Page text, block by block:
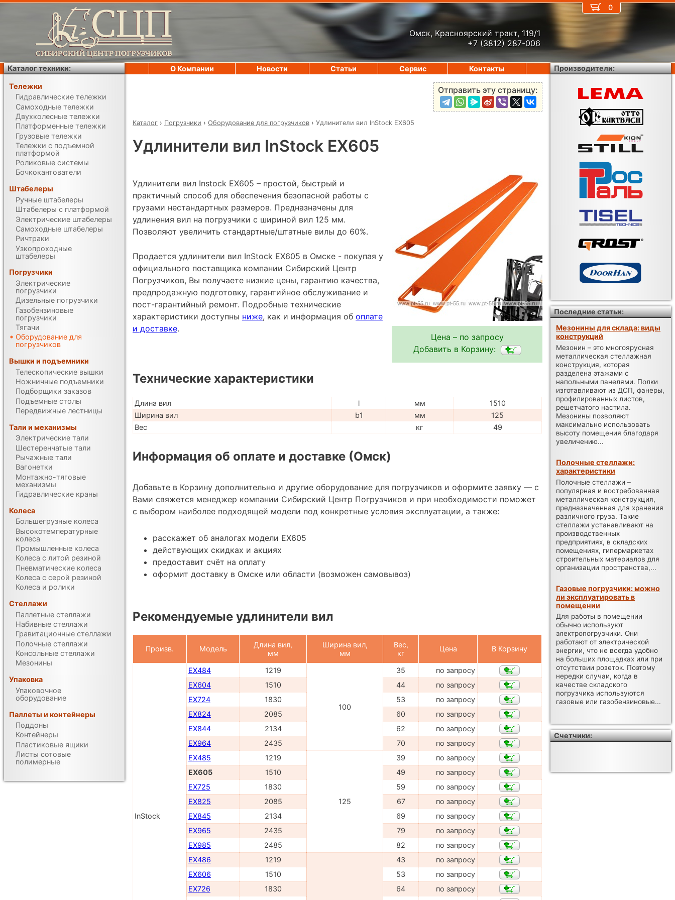
Омск, Красноярский тракт, 119/1
+7 (3812) 287-006
Отправить эту страницу:
Каталог › Погрузчики › Оборудование для погрузчиков › Удлинители вил InStock EX605
Удлинители вил InStock EX605
Цена – по запросу
Добавить в Корзину:
Удлинители вил Instock EX605 – простой, быстрый и
практичный способ для обеспечения безопасной работы с
грузами нестандартных размеров. Предназначены для
удлинения вил на погрузчики с шириной вил 125 мм.
Позволяют увеличить стандартные/штатные вилы до 60%.
Продается удлинители вил InStock EX605 в Омске - покупая у
официального поставщика компании Сибирский Центр
Погрузчиков, Вы получаете низкие цены, гарантию качества,
предпродажную подготовку, гарантийное обслуживание и
пост-гарантийный ремонт. Подробные технические
характеристики доступны ниже, как и информация об оплате
и доставке.
Технические характеристики
Длина вил l мм
1510
Ширина вил
b1 мм
125
Вес
кг 49
Информация об оплате и доставке (Омск)
Добавьте в Корзину дополнительно и другие оборудование для погрузчиков и оформите заявку — с
Вами свяжется менеджер компании Сибирский Центр Погрузчиков и при необходимости поможет
с выбором наиболее подходящей модели под конкретные условия эксплуатации, а также:
расскажет об аналогах модели EX605
действующих скидках и акциях
предоставит счёт на оплату
оформит доставку в Омске или области (возможен самовывоз)
Рекомендуемые удлинители вил
Произв. Модель
Длина вил,
мм
Ширина вил,
мм
Вес,
кг
Цена В Корзину
InStock
EX484 1219
100
35
по запросу
EX604
1510 44
по запросу
EX724
1830 53
по запросу
EX824
2085 60
по запросу
EX844
2134 62
по запросу
EX964
2435 70
по запросу
EX485
1219
125
39
по запросу
EX605
1510 49
по запросу
EX725
1830 59
по запросу
EX825
2085 67
по запросу
EX845
2134 69
по запросу
EX965
2435 79
по запросу
EX985
2485 82
по запросу
EX486
1219 43
по запросу
EX606
1510 53
по запросу
EX726
1830 64
по запросу
0
О Компании Новости Статьи Сервис Контакты
Каталог техники:
Тележки
Гидравлические тележки
Самоходные тележки
Двухколесные тележки
Платформенные тележки
Грузовые тележки
Тележки с подъемной
платформой
Роликовые системы
Бочкокантователи
Штабелеры
Ручные штабелеры
Штабелеры с платформой
Электрические штабелеры
Самоходные штабелеры
Ричтраки
Узкопроходные
штабелеры
Погрузчики
Электрические
погрузчики
Дизельные погрузчики
Газобензиновые
погрузчики
Тягачи
Оборудование для
погрузчиков
Вышки и подъемники
Телескопические вышки
Ножничные подъемники
Подборщики заказов
Подъемные столы
Передвижные лестницы
Тали и механизмы
Электрические тали
Шестеренчатые тали
Рычажные тали
Вагонетки
Монтажно-тяговые
механизмы
Гидравлические краны
Колеса
Большегрузные колеса
Высокотемпературные
колеса
Промышленные колеса
Колеса с литой резиной
Пневматические колеса
Колеса с серой резиной
Колеса и ролики
Стеллажи
Паллетные стеллажи
Набивные стеллажи
Гравитационные стеллажи
Полочные стеллажи
Консольные стеллажи
Мезонины
Упаковка
Упаковочное
оборудование
Паллеты и контейнеры
Поддоны
Контейнеры
Пластиковые ящики
Листы сотовые
полимерные
Производители:
Последние статьи:
Мезонины для склада: виды
конструкций
Мезонин – это многоярусная
металлическая стеллажная
конструкция, которая
разделена этажами с
напольными панелями. Полки
изготавливают из ДСП, фанеры,
профилированных листов,
решетчатого настила.
Мезонины позволяют
максимально использовать
высоту помещения благодаря
увеличению...
Полочные стеллажи:
характеристики
Полочные стеллажи –
популярная и востребованная
металлическая конструкция,
предназначенная для хранения
различного груза. Такие
стеллажи устанавливают на
производственных
предприятиях, в складских
помещениях, гипермаркетах
строительных материалов для
организации пространства,...
Газовые погрузчики: можно
ли эксплуатировать в
помещении
Для работы в помещении
обычно используют
электропогрузчики. Они
работают от электрической
энергии, что не всегда удобно
на больших площадках или при
отсутствии розеток. Поэтому
нередки случаи, когда в
качестве складского
погрузчика используются
газовые или газобензиновые...
Счетчики: